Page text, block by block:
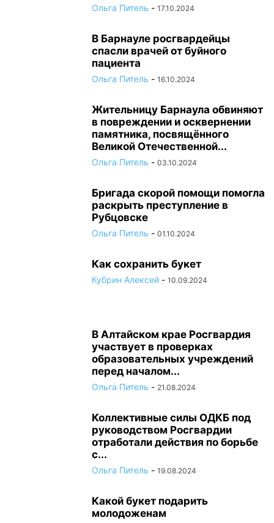
Ольга Питель - 17.10.2024
В Барнауле росгвардейцы
спасли врачей от буйного
пациента
Ольга Питель - 16.10.2024
Жительницу Барнаула обвиняют
в повреждении и осквернении
памятника, посвящённого
Великой Отечественной...
Ольга Питель - 03.10.2024
Бригада скорой помощи помогла
раскрыть преступление в
Рубцовске
Ольга Питель - 01.10.2024
Как сохранить букет
Кубрин Алексей - 10.09.2024
В Алтайском крае Росгвардия
участвует в проверках
образовательных учреждений
перед началом...
Ольга Питель - 21.08.2024
Коллективные силы ОДКБ под
руководством Росгвардии
отработали действия по борьбе
с...
Ольга Питель - 19.08.2024
Какой букет подарить
молодоженам